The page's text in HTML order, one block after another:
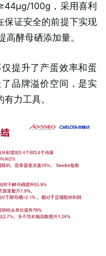
100g，采用喜利
保证安全的前提下实现
酵母硒添加量。
提升了产蛋效率和蛋
品牌溢价空间，是实
力工具。